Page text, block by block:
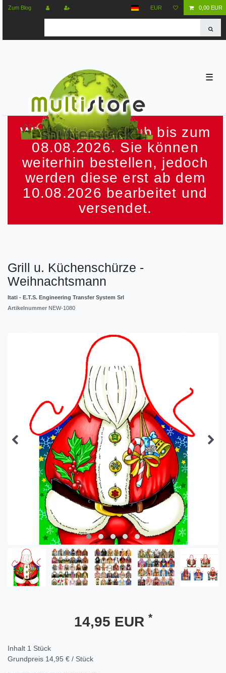
Zum Blog EUR 0,00 EUR
☰
Wir machen Urlaub bis zum
08.08.2026. Sie können
weiterhin bestellen, jedoch
werden diese erst ab dem
10.08.2026 bearbeitet und
versendet.
Grill u. Küchenschürze -
Weihnachtsmann
Itati - E.T.S. Engineering Transfer System Srl
Artikelnummer NEW-1080
14,95 EUR *
Inhalt 1 Stück
Grundpreis 14,95 € / Stück